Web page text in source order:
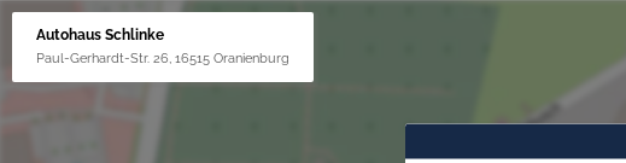
Autohaus Schlinke
Paul-Gerhardt-Str. 26, 16515 Oranienburg